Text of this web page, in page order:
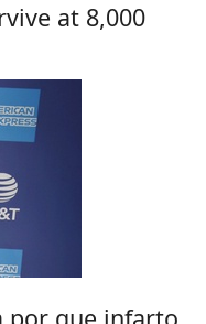
at 8,000
por que infarto